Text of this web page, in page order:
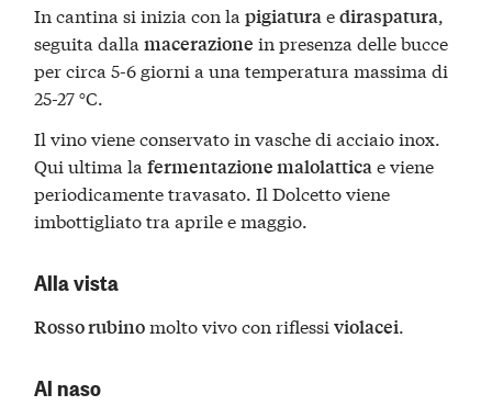
In cantina si inizia con lapigiatura ediraspatura
seguita dallamacerazione in presenza delle bucce
per circa 5-6 giorni a una temperatura massima di
25-27 °C.
Il vino viene conservato in vasche di acciaio inox.
Qui ultima lafermentazione malolatticae viene
periodicamente travasato. Il Dolcetto viene
imbottigliato tra aprile e maggio.
Alla vista
Rosso rubinomolto vivo con riflessiviolacei.
Al naso